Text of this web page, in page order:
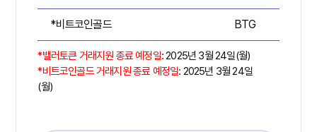
*비트코인골드 BTG
*밸러토큰 거래지원 종료 예정일: 2025년 3월 24일(월)
*비트코인골드 거래지원 종료 예정일: 2025년 3월 24일
(월)